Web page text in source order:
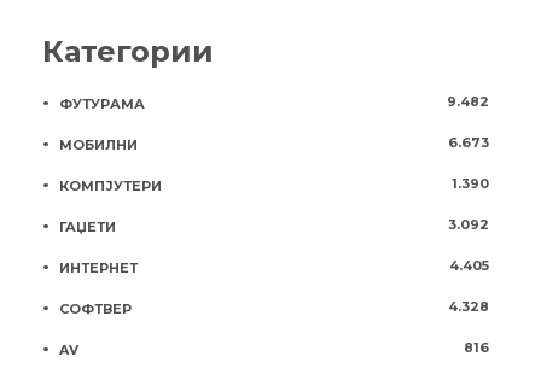
Категории
ФУТУРАМА 9.482
МОБИЛНИ 6.673
КОМПЈУТЕРИ 1.390
ГАЏЕТИ 3.092
ИНТЕРНЕТ 4.405
СОФТВЕР 4.328
AV 816